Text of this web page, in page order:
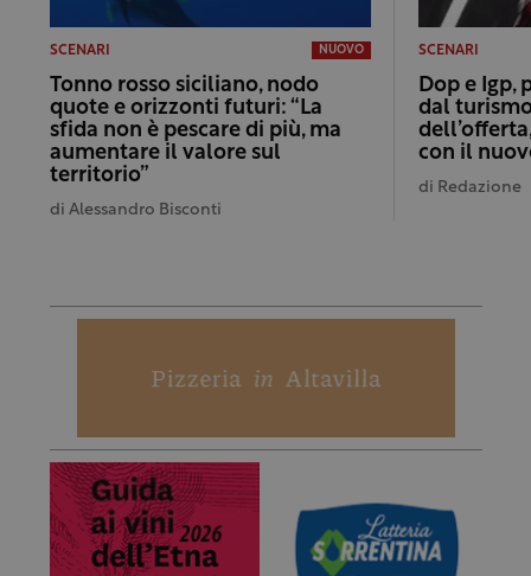
SCENARI NUOVO
Tonno rosso siciliano, nodo
quote e orizzonti futuri: “La
sfida non è pescare di più, ma
aumentare il valore sul
territorio”
di Alessandro Bisconti
SCENARI
Dop e Igp,
dal
con il
di Redazione